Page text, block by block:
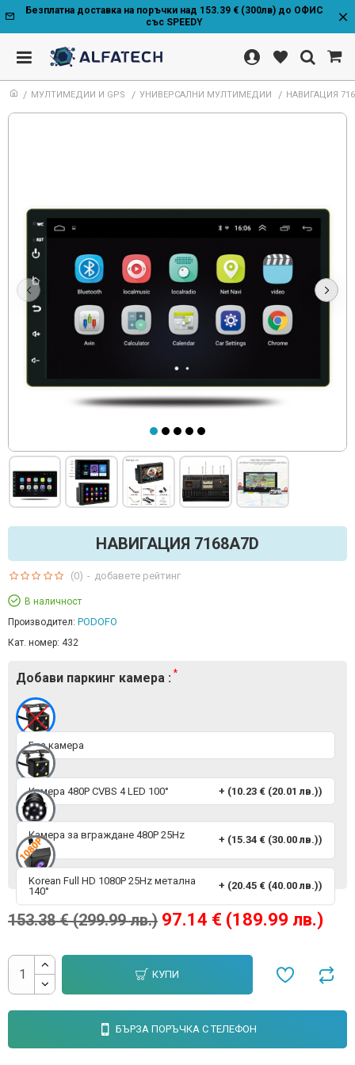
Безплатна доставка на поръчки над 153.39 € (300лв) до ОФИС
със SPEEDY
МУЛТИМЕДИИ И GPS УНИВЕРСАЛНИ МУЛТИМЕДИИ НАВИГАЦИЯ
НАВИГАЦИЯ 7168A7D
В наличност
Производител: PODOFO
Кат. номер: 432
(0) - добавете рейтинг
97.14 € (189.99 лв.)
153.38 € (299.99 лв.)
Добави паркинг камера :
Без камера
Камера 480P CVBS 4 LED 100° + (10.23 € (20.01 лв.))
Камера за вграждане 480P 25Hz
110°
+ (15.34 € (30.00 лв.))
Korean Full HD 1080P 25Hz метална
140°
+ (20.45 € (40.00 лв.))
КУПИ
БЪРЗА ПОРЪЧКА С ТЕЛЕФОН